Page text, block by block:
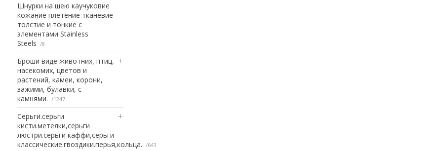
Шнурки на шею каучуковие
кожание плетёние тканевие
толстие и тонкие с
элементами Stainless
Steels
8
Броши виде животних, птиц,
насекомих, цветов и
растений, камеи, корони,
зажими, булавки, с
камнями.
1247
Серьги.серьги
кисти.метелки,серьги
люстри.серьги каффи,серьги
классические.гвоздики.перья,кольца.
643